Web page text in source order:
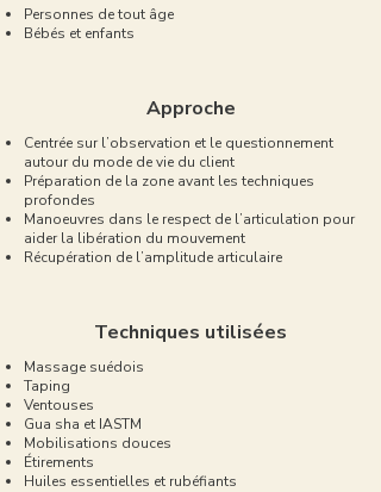
Personnes de tout âge
Bébés et enfants
Approche
Centrée sur l’observation et le questionnement
autour du mode de vie du client
Préparation de la zone avant les techniques
profondes
Manoeuvres dans le respect de l’articulation pour
aider la libération du mouvement
Récupération de l’amplitude articulaire
Techniques utilisées
Massage suédois
Taping
Ventouses
Gua sha et IASTM
Mobilisations douces
Étirements
Huiles essentielles et rubéfiants